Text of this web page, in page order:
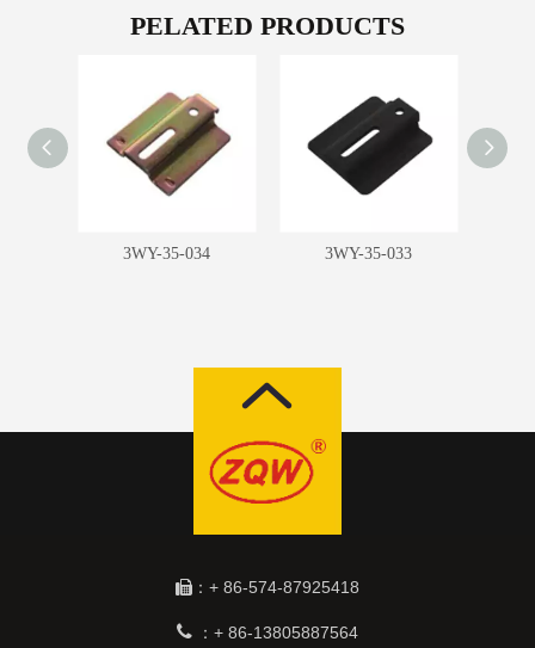
PELATED PRODUCTS
3WY-35-034 3WY-35-033
 ：+ 86-574-87925418
 ： + 86-13805887564